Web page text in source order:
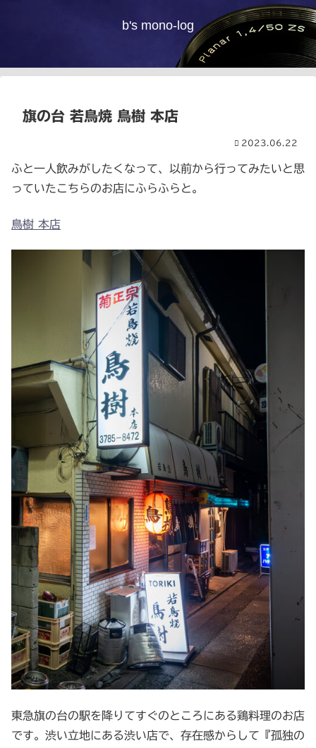
b's mono-log
旗の台 若鳥焼 鳥樹 本店
2023.06.22
ふと一人飲みがしたくなって、以前から行ってみたいと思
っていたこちらのお店にふらふらと。
鳥樹 本店
東急旗の台の駅を降りてすぐのところにある鶏料理のお店
です。渋い立地にある渋い店で、存在感からして『孤独の